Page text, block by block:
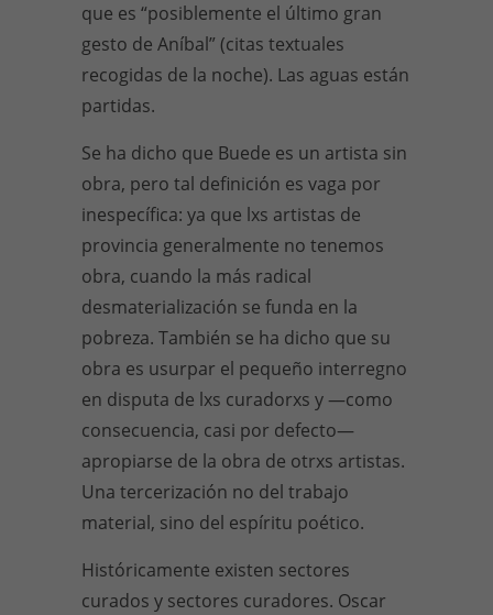
que es “posiblemente el último gran
gesto de Aníbal” (citas textuales
recogidas de la noche). Las aguas están
partidas.
Se ha dicho que Buede es un artista sin
obra, pero tal definición es vaga por
inespecífica: ya que lxs artistas de
provincia generalmente no tenemos
obra, cuando la más radical
desmaterialización se funda en la
pobreza. También se ha dicho que su
obra es usurpar el pequeño interregno
en disputa de lxs curadorxs y—como
consecuencia, casi por defecto—
apropiarse de la obra de otrxs artistas.
Una tercerización no del trabajo
material, sino del espíritu poético.
Históricamente existen sectores
curados y sectores curadores. Oscar